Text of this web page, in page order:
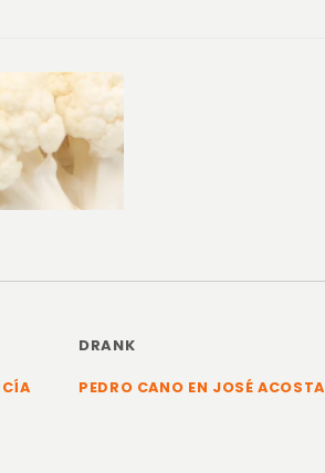
DRANK
PEDRO CANO EN JOSÉ ACOSTA